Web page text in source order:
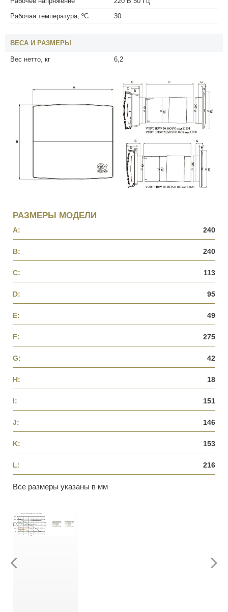
Рабочая температура, ºС
30
ВЕСА И РАЗМЕРЫ
Вес нетто, кг 6,2
РАЗМЕРЫ МОДЕЛИ
A: 240
B: 240
C: 113
D: 95
E: 49
F: 275
G: 42
H: 18
I: 151
J: 146
K: 153
L: 216
Все размеры указаны в мм